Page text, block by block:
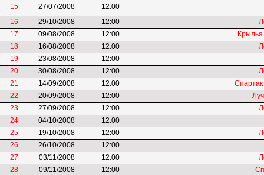
15
27/07/2008
12:00
16
29/10/2008 12:00
17
09/08/2008 12:00
18
16/08/2008 12:00
19
23/08/2008
12:00
20
30/08/2008 12:00
21
14/09/2008 12:00
Спартак
22
20/09/2008 12:00
23
27/09/2008 12:00
24
04/10/2008
12:00
25
19/10/2008 12:00
26
26/10/2008
12:00
27
03/11/2008 12:00
28
09/11/2008 12:00